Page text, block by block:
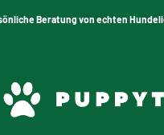
Beratung von echten